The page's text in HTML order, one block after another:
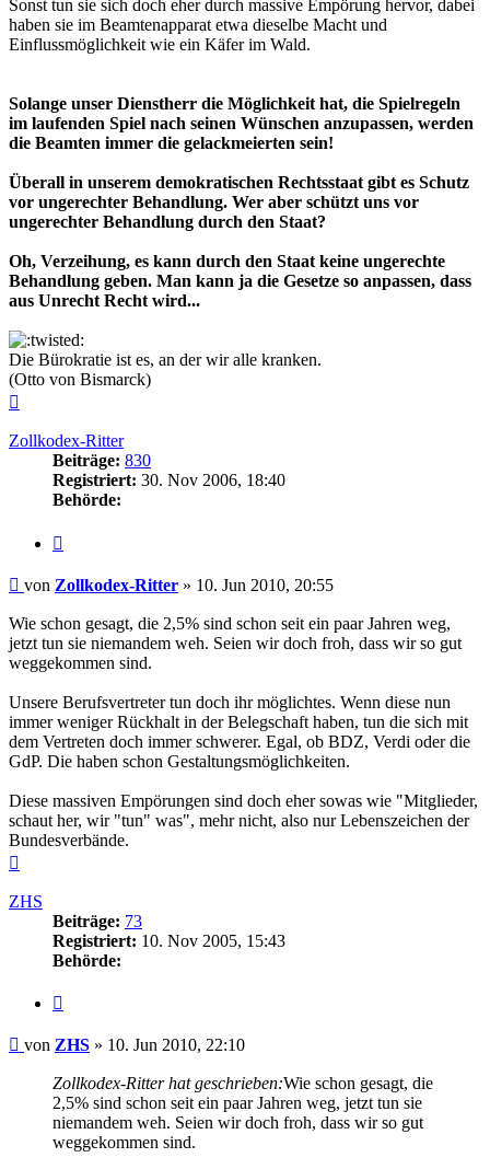
Sonst tun sie sich doch eher durch massive Empörung hervor, dabei
haben sie im Beamtenapparat etwa dieselbe Macht und
Einflussmöglichkeit wie ein Käfer im Wald.
Solange unser Dienstherr die Möglichkeit hat, die Spielregeln
im laufenden Spiel nach seinen Wünschen anzupassen, werden
die Beamten immer die gelackmeierten sein!
Überall in unserem demokratischen Rechtsstaat gibt es Schutz
vor ungerechter Behandlung. Wer aber schützt uns vor
ungerechter Behandlung durch den Staat?
Oh, Verzeihung, es kann durch den Staat keine ungerechte
Behandlung geben. Man kann ja die Gesetze so anpassen, dass
aus Unrecht Recht wird...
Die Bürokratie ist es, an der wir alle kranken.
(Otto von Bismarck)
Zollkodex-Ritter
Beiträge: 830
Registriert: 30. Nov 2006, 18:40
Behörde:
Beitrag
von Zollkodex-Ritter » 10. Jun 2010, 20:55
Wie schon gesagt, die 2,5% sind schon seit ein paar Jahren weg,
jetzt tun sie niemandem weh. Seien wir doch froh, dass wir so gut
weggekommen sind.
Unsere Berufsvertreter tun doch ihr möglichtes. Wenn diese nun
immer weniger Rückhalt in der Belegschaft haben, tun die sich mit
dem Vertreten doch immer schwerer. Egal, ob BDZ, Verdi oder die
GdP. Die haben schon Gestaltungsmöglichkeiten.
Diese massiven Empörungen sind doch eher sowas wie "Mitglieder,
schaut her, wir "tun" was", mehr nicht, also nur Lebenszeichen der
Bundesverbände.
ZHS
Beiträge: 73
Registriert: 10. Nov 2005, 15:43
Behörde:
Beitrag
von ZHS » 10. Jun 2010, 22:10
Zollkodex-Ritter hat geschrieben:Wie schon gesagt, die
2,5% sind schon seit ein paar Jahren weg, jetzt tun sie
niemandem weh. Seien wir doch froh, dass wir so gut
weggekommen sind.